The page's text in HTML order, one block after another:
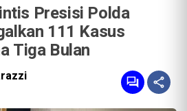
Presisi Polda
111 Kasus
Tiga Bulan